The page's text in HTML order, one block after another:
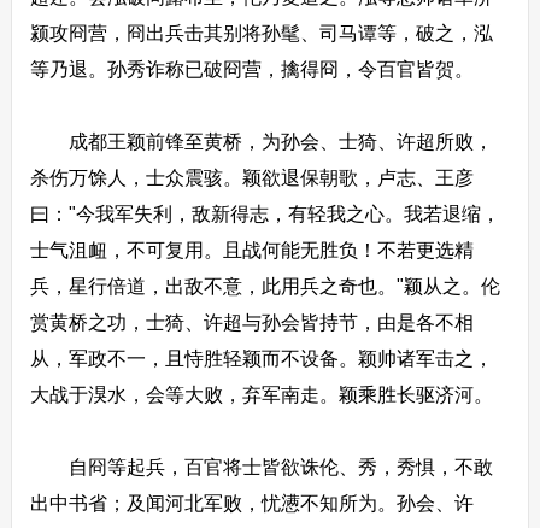
颍攻冏营，冏出兵击其别将孙髦、司马谭等，破之，泓
等乃退。孙秀诈称已破冏营，擒得冏，令百官皆贺。
成都王颖前锋至黄桥，为孙会、士猗、许超所败，
杀伤万馀人，士众震骇。颖欲退保朝歌，卢志、王彦
曰："今我军失利，敌新得志，有轻我之心。我若退缩，
士气沮衄，不可复用。且战何能无胜负！不若更选精
兵，星行倍道，出敌不意，此用兵之奇也。"颖从之。伦
赏黄桥之功，士猗、许超与孙会皆持节，由是各不相
从，军政不一，且恃胜轻颖而不设备。颖帅诸军击之，
大战于湨水，会等大败，弃军南走。颖乘胜长驱济河。
自冏等起兵，百官将士皆欲诛伦、秀，秀惧，不敢
出中书省；及闻河北军败，忧懑不知所为。孙会、许